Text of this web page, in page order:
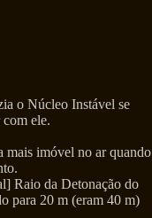
o Núcleo Instável se
ele.
imóvel no ar quando
Raio da Detonação do
para 20 m (eram 40 m)